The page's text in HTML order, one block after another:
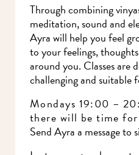
Through combining
meditation, sound and
Ayra will help you feel
to your feelings,
around you. Classes are
challenging and suitable
Mondays 19:00 –
there will be time
Send Ayra a message to